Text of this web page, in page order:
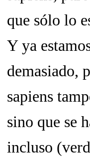
que sólo lo
Y ya
demasiado,
sapiens
sino que se
incluso